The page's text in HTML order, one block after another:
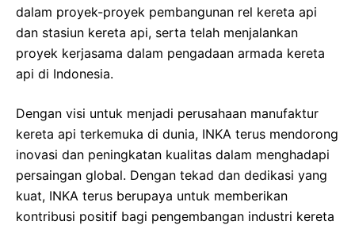
dalam proyek-proyek pembangunan rel kereta api
dan stasiun kereta api, serta telah menjalankan
proyek kerjasama dalam pengadaan armada kereta
api di Indonesia.
Dengan visi untuk menjadi perusahaan manufaktur
kereta api terkemuka di dunia, INKA terus mendorong
inovasi dan peningkatan kualitas dalam menghadapi
persaingan global. Dengan tekad dan dedikasi yang
kuat, INKA terus berupaya untuk memberikan
kontribusi positif bagi pengembangan industri kereta